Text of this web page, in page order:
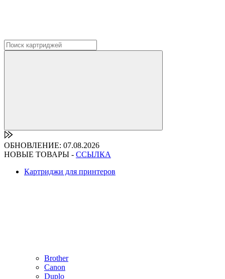
ОБНОВЛЕНИЕ: 07.08.2026
НОВЫЕ ТОВАРЫ - ССЫЛКА
Картриджи для принтеров
Brother
Canon
Duplo